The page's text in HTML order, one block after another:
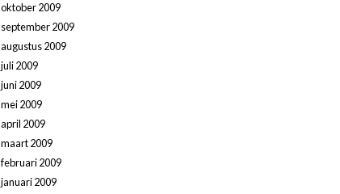
oktober 2009
september 2009
augustus 2009
juli 2009
juni 2009
mei 2009
april 2009
maart 2009
februari 2009
januari 2009